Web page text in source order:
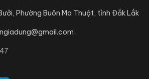
Phường Buôn Ma Thuột, tỉnh Đắk Lắk